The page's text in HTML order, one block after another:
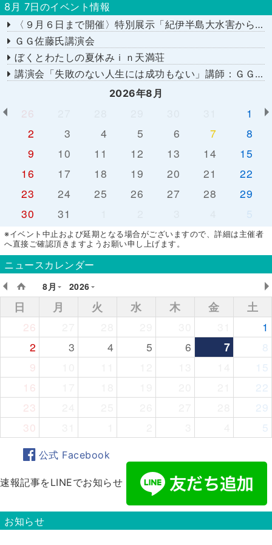
8月 7日のイベント情報
〈９月６日まで開催〉特別展示「紀伊半島大水害から１５年－あの日を忘れない－」
ＧＧ佐藤氏講演会
ぼくとわたしの夏休みｉｎ天満荘
講演会「失敗のない人生には成功もない」講師：ＧＧ佐藤さん
2026年8月
26
1
2
3 4 5 6 7
8
9
10 11 12 13 14
15
16
17 18 19 20 21
22
23
24 25 26 27 28
29
30
31 5
※イベント中止および延期となる場合がございますので、詳細は主催者
へ直接ご確認頂きますようお願い申し上げます。
ニュースカレンダー
8月
2026
日 月 火 水 木 金
土
26
1
2
3 4 5 6 7
8
9
15
16
22
23
29
30
5
公式 Facebook
速報記事をLINEでお知らせ
お知らせ